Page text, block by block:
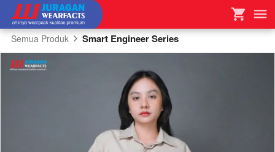
Semua Produk Smart Engineer Series